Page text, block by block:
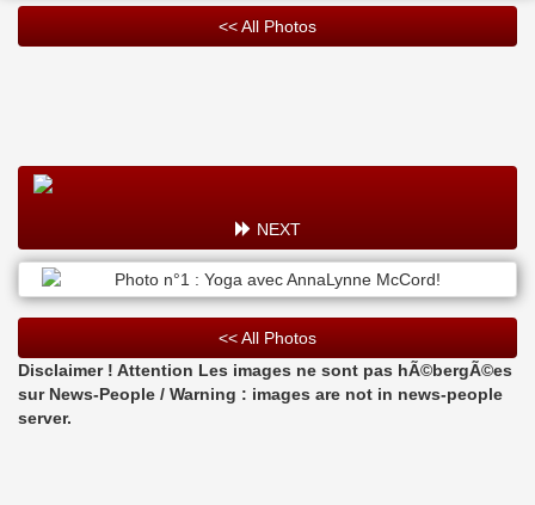
<< All Photos
NEXT
<< All Photos
Disclaimer ! Attention Les images ne sont pas hÃ©bergÃ©es
sur News-People / Warning : images are not in news-people
server.